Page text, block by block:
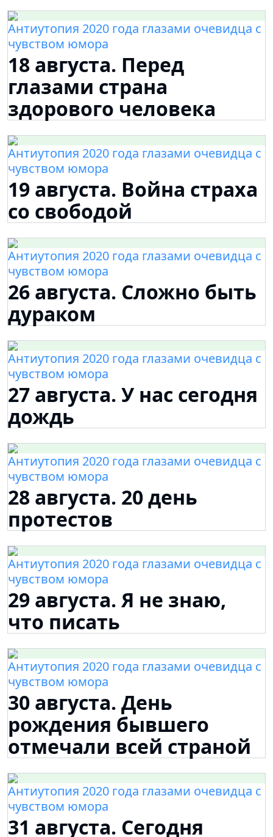
Антиутопия 2020 года глазами очевидца с
чувством юмора
18 августа. Перед
глазами страна
здорового человека
Антиутопия 2020 года глазами очевидца с
чувством юмора
19 августа. Война страха
со свободой
Антиутопия 2020 года глазами очевидца с
чувством юмора
26 августа. Сложно быть
дураком
Антиутопия 2020 года глазами очевидца с
чувством юмора
27 августа. У нас сегодня
дождь
Антиутопия 2020 года глазами очевидца с
чувством юмора
28 августа. 20 день
протестов
Антиутопия 2020 года глазами очевидца с
чувством юмора
29 августа. Я не знаю,
что писать
Антиутопия 2020 года глазами очевидца с
чувством юмора
30 августа. День
рождения бывшего
отмечали всей страной
Антиутопия 2020 года глазами очевидца с
чувством юмора
31 августа. Сегодня